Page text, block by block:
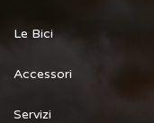
Le Bici
Accessori
Servizi